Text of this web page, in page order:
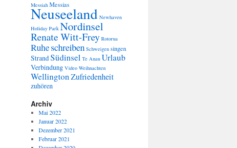
Messiah Messias
Neuseeland Newhaven
Holiday Park Nordinsel
Renate Witt-Frey Rotorua
Ruheschreiben Schweigen singen
StrandSüdinsel Te Anau Urlaub
Verbindung Video Weihnachten
WellingtonZufriedenheit
zuhören
Archiv
Mai 2022
Januar 2022
Dezember 2021
Februar 2021